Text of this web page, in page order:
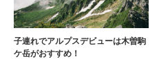
子連れでアルプスデビューは木曽駒
ケ岳がおすすめ！